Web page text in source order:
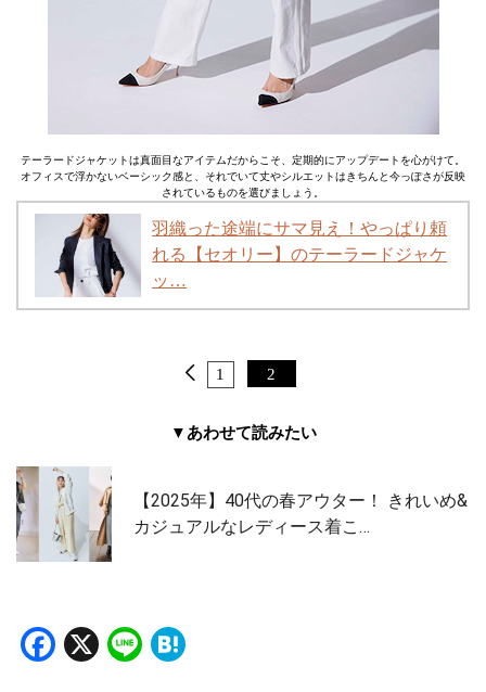
テーラードジャケットは真面目なアイテムだからこそ、定期的にアップデートを心がけて。
オフィスで浮かないベーシック感と、それでいて丈やシルエットはきちんと今っぽさが反映
されているものを選びましょう。
羽織った途端にサマ見え！やっぱり頼
れる【セオリー】のテーラードジャケ
ッ…
1 2
▼あわせて読みたい
【2025年】40代の春アウター！ きれいめ&
カジュアルなレディース着こ…
Facebook
X Line